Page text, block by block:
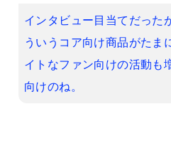
インタビュー目当てだった
ういうコア向け商品がたま
イトなファン向けの活動も
向けのね。